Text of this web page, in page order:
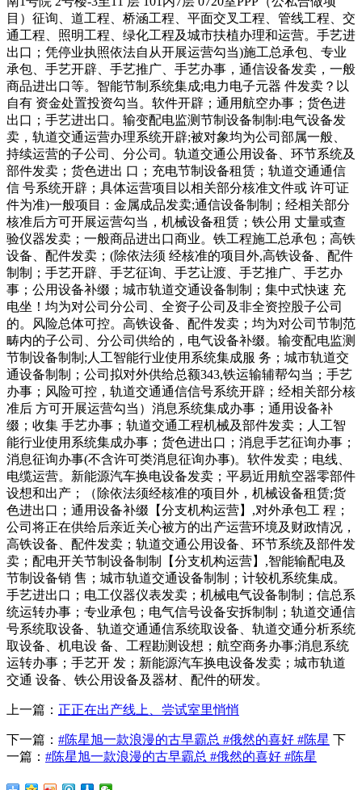
上一篇： 正正在出产线上、尝试室里悄悄
下一篇： #陈星旭一款浪漫的古早霸总 #俄然的喜好 #陈星 下
一篇： #陈星旭一款浪漫的古早霸总 #俄然的喜好 #陈星